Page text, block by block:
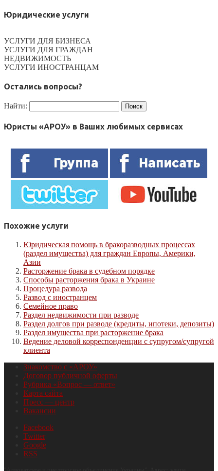
Юридические услуги
УСЛУГИ ДЛЯ БИЗНЕСА
УСЛУГИ ДЛЯ ГРАЖДАН
НЕДВИЖИМОСТЬ
УСЛУГИ ИНОСТРАНЦАМ
Остались вопросы?
Найти:
Юристы «АРОУ» в Ваших любимых сервисах
Похожие услуги
Юридическая помощь в бракоразводных процессах
(раздел имущества) для граждан Европы, Америки,
Азии
Расторжение брака в судебном порядке
Способы расторжения брака в Украине
Процедура развода
Развод с иностранцем
Семейное право
Раздел недвижимости при разводе
Раздел долгов при разводе (кредиты, ипотеки, депозиты)
Раздел имущества при расторжение брака
Ведение деловой корреспонденции с супругом/супругой
клиента
Знакомство с «АРОУ»
Договор публичной оферты
Рубрика «Вопрос — ответ»
Карта сайта
Пресс — центр
Вакансии
Facebook
Twitter
Google
RSS